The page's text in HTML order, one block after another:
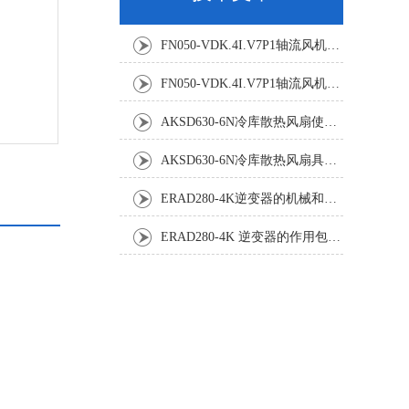
FN050-VDK.4I.V7P1轴流风机：精密温控背后的空气动力学杰作
FN050-VDK.4I.V7P1轴流风机：工业散热系统的静音革新者
AKSD630-6N冷库散热风扇使用效果怎样?
AKSD630-6N冷库散热风扇具体应用原理和优势如下
ERAD280-4K逆变器的机械和电气安装规程
ERAD280-4K 逆变器的作用包括哪些？